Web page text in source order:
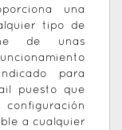
una
tipo de
de unas
para
puesto que
a cualquier